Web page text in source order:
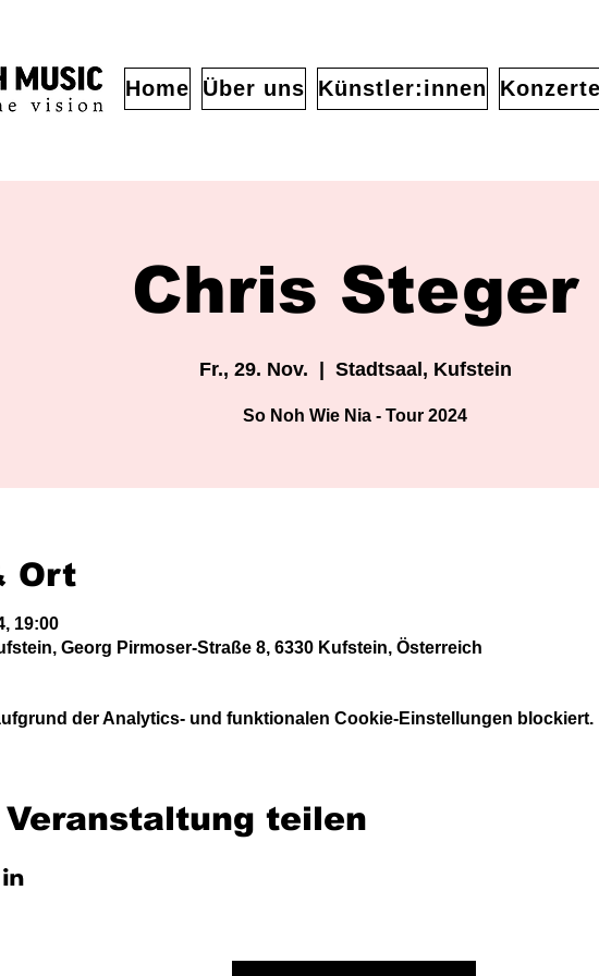
Home Über uns Künstler:innen Konzerte
Chris Steger
Fr., 29. Nov. Stadtsaal, Kufstein
So Noh Wie Nia - Tour 2024
Ort
19:00
Georg Pirmoser-Straße 8, 6330 Kufstein, Österreich
der Analytics- und funktionalen Cookie-Einstellungen blockiert.
Veranstaltung teilen